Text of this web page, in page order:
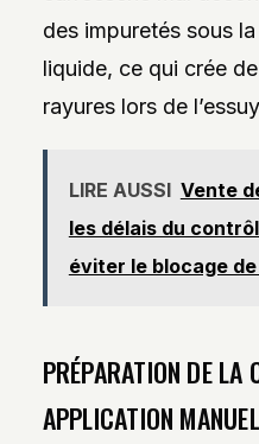
des impuretés sous
liquide, ce qui crée
rayures lors de
LIRE AUSSI Vente
les délais du
éviter le blocage
PRÉPARATION DE LA
APPLICATION